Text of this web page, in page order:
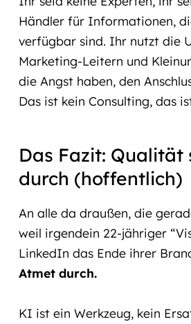
Händler für Informationen,
verfügbar sind. Ihr nutzt die
Marketing-Leitern und
die Angst haben, den
Das ist kein Consulting, das
Das Fazit: Qualität
durch (hoffentlich)
An alle da draußen, die
weil irgendein 22-jähriger
LinkedIn das Ende ihrer
Atmet durch.
KI ist ein Werkzeug, kein